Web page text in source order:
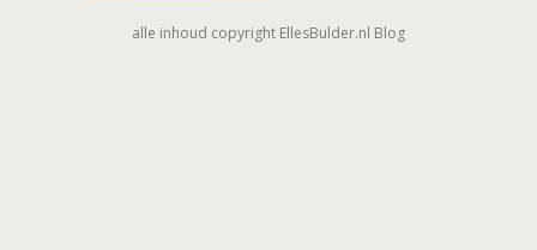
alle inhoud copyright EllesBulder.nl Blog